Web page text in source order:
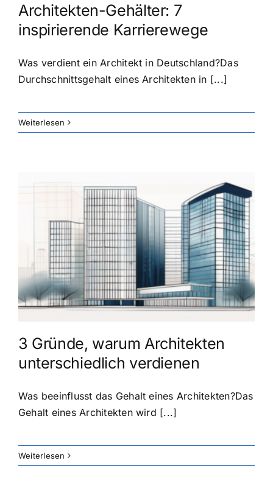
Architekten-Gehälter: 7
inspirierende Karrierewege
Was verdient ein Architekt in Deutschland?Das
Durchschnittsgehalt eines Architekten in [...]
Weiterlesen
3 Gründe, warum Architekten
unterschiedlich verdienen
Was beeinflusst das Gehalt eines Architekten?Das
Gehalt eines Architekten wird [...]
Weiterlesen